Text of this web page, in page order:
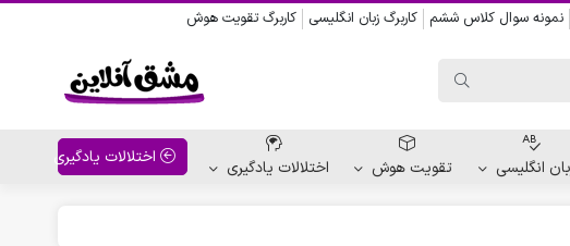
نمونه سوال کلاس ششم کاربرگ زبان انگلیسی کاربرگ تقویت هوش
انگلیسی تقویت هوش اختلالات یادگیری اختلالات یادگیری